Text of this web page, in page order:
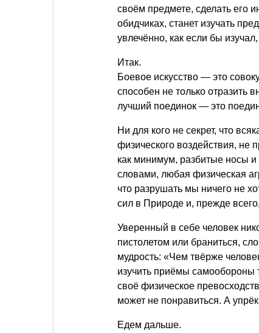
своём предмете, сделать его
обидчиках, станет изучать
увлечённо, как если бы
Итак.
Боевое искусство — это
способен не только отразить
лучший поединок — это
Ни для кого не секрет, что
физического воздействия, не
как минимум, разбитые носы
словами, любая физическая
что разрушать мы ничего не
сил в Природе и, прежде
Уверенный в себе человек
пистолетом или браниться,
мудрость: «Чем твёрже
изучить приёмы самообороны
своё физическое
может не понравиться. А
Едем дальше.